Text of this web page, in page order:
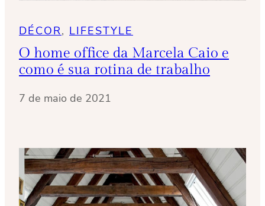
DÉCOR, LIFESTYLE
O home office da Marcela Caio e
como é sua rotina de trabalho
7 de maio de 2021